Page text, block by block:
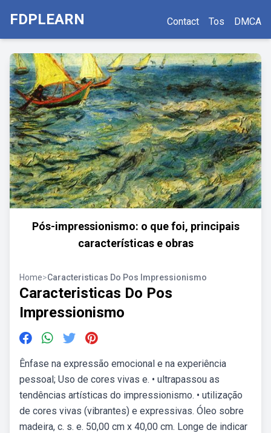
FDPLEARN Contact Tos DMCA
Pós-impressionismo: o que foi, principais
características e obras
Home>Caracteristicas Do Pos Impressionismo
Caracteristicas Do Pos
Impressionismo
Ênfase na expressão emocional e na experiência
pessoal; Uso de cores vivas e. • ultrapassou as
tendências artísticas do impressionismo. • utilização
de cores vivas (vibrantes) e expressivas. Óleo sobre
madeira, c. s. e. 50,00 cm x 40,00 cm. Longe de indicar